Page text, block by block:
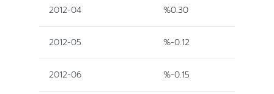
2012-04 %0.30
2012-05 %-0.12
2012-06 %-0.15